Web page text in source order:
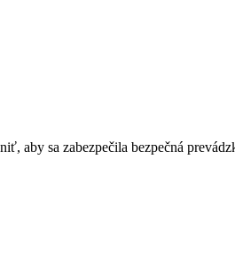
aby sa zabezpečila bezpečná